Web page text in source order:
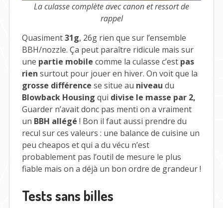
La culasse complète avec canon et ressort de
rappel
Quasiment31g, 26g rien que sur l’ensemble
BBH/nozzle. Ça peut paraître ridicule mais sur
une partie mobile comme la culasse c’est pas
rien surtout pour jouer en hiver. On voit que la
grosse différence se situe au niveau du
Blowback Housing qui divise le masse par 2,
Guarder n’avait donc pas menti on a vraiment
un BBH allégé ! Bon il faut aussi prendre du
recul sur ces valeurs : une balance de cuisine un
peu cheapos et qui a du vécu n’est
probablement pas l’outil de mesure le plus
fiable mais on a déjà un bon ordre de grandeur !
Tests sans billes